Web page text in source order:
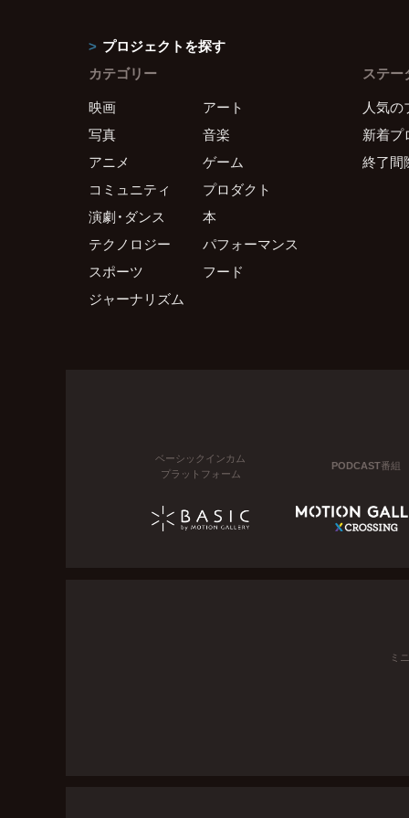
プロジェクトを探す
カテゴリー
映画
アート
写真
音楽
アニメ
ゲーム
コミュニティ
プロダクト
演劇・ダンス
本
テクノロジー
パフォーマンス
スポーツ
フード
ジャーナリズム
ステー
人気の
新着プ
終了間
ベーシックインカム
プラットフォーム
PODCAST番組
ミ